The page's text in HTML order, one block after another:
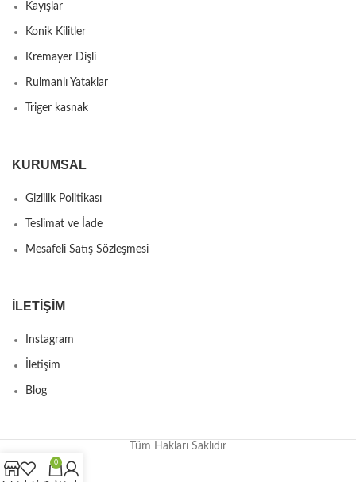
Kayışlar
Konik Kilitler
Kremayer Dişli
Rulmanlı Yataklar
Triger kasnak
KURUMSAL
Gizlilik Politikası
Teslimat ve İade
Mesafeli Satış Sözleşmesi
İLETIŞIM
Instagram
İletişim
Blog
Tüm Hakları Saklıdır
0